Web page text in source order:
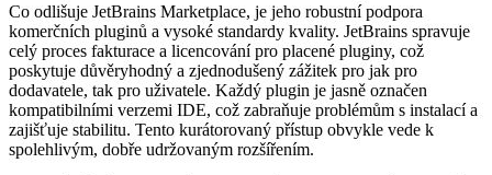
Co odlišuje JetBrains Marketplace, je jeho robustní podpora
komerčních pluginů a vysoké standardy kvality. JetBrains spravuje
celý proces fakturace a licencování pro placené pluginy, což
poskytuje důvěryhodný a zjednodušený zážitek pro jak pro
dodavatele, tak pro uživatele. Každý plugin je jasně označen
kompatibilními verzemi IDE, což zabraňuje problémům s instalací a
zajišťuje stabilitu. Tento kurátorovaný přístup obvykle vede k
spolehlivým, dobře udržovaným rozšířením.